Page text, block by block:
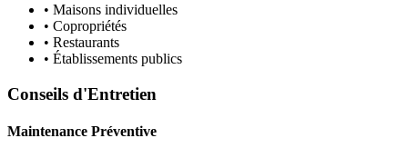
• Maisons individuelles
• Copropriétés
• Restaurants
• Établissements publics
Conseils d'Entretien
Maintenance Préventive